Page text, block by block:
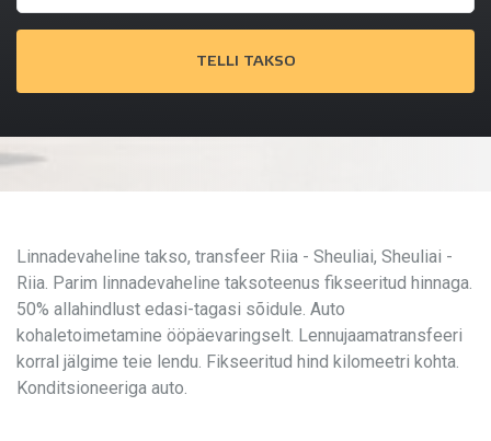
TELLI TAKSO
Linnadevaheline takso, transfeer Riia - Sheuliai, Sheuliai -
Riia. Parim linnadevaheline taksoteenus fikseeritud hinnaga.
50% allahindlust edasi-tagasi sõidule. Auto
kohaletoimetamine ööpäevaringselt. Lennujaamatransfeeri
korral jälgime teie lendu. Fikseeritud hind kilomeetri kohta.
Konditsioneeriga auto.